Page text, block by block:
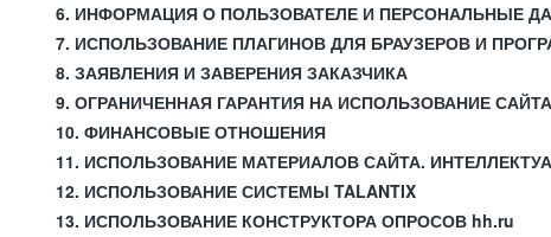
6. ИНФОРМАЦИЯ О ПОЛЬЗОВАТЕЛЕ И ПЕРСОНАЛЬНЫЕ
7. ИСПОЛЬЗОВАНИЕ ПЛАГИНОВ ДЛЯ БРАУЗЕРОВ И
8. ЗАЯВЛЕНИЯ И ЗАВЕРЕНИЯ ЗАКАЗЧИКА
9. ОГРАНИЧЕННАЯ ГАРАНТИЯ НА ИСПОЛЬЗОВАНИЕ САЙТА
10. ФИНАНСОВЫЕ ОТНОШЕНИЯ
11. ИСПОЛЬЗОВАНИЕ МАТЕРИАЛОВ САЙТА.
12. ИСПОЛЬЗОВАНИЕ СИСТЕМЫ TALANTIX
13. ИСПОЛЬЗОВАНИЕ КОНСТРУКТОРА ОПРОСОВ hh.ru